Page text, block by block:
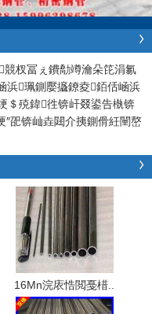
競杈冨ぇ鐨勪竴瀹朵笓涓氱
浜珮鍘嬮攨鐐夌銆佸崡浜
＄殑鍏徃锛屽叕鍙告槸锛
巶锛屾垚閮介挗鍘傦紝闉嶅
16Mn浣庡悎閲戞棤..